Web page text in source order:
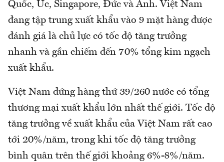
Quốc, Úc, Singapore, Đức và Anh. Việt Nam
đang tập trung xuất khẩu vào 9 mặt hàng được
đánh giá là chủ lực có tốc độ tăng trưởng
nhanh và gần chiếm đến 70% tổng kim ngạch
xuất khẩu.
Việt Nam đứng hàng thứ 39/260 nước có tổng
thương mại xuất khẩu lớn nhất thế giới. Tốc độ
tăng trưởng về xuất khẩu của Việt Nam rất cao
tới 20%/năm, trong khi tốc độ tăng trưởng
bình quân trên thế giới khoảng 6%-8%/năm.